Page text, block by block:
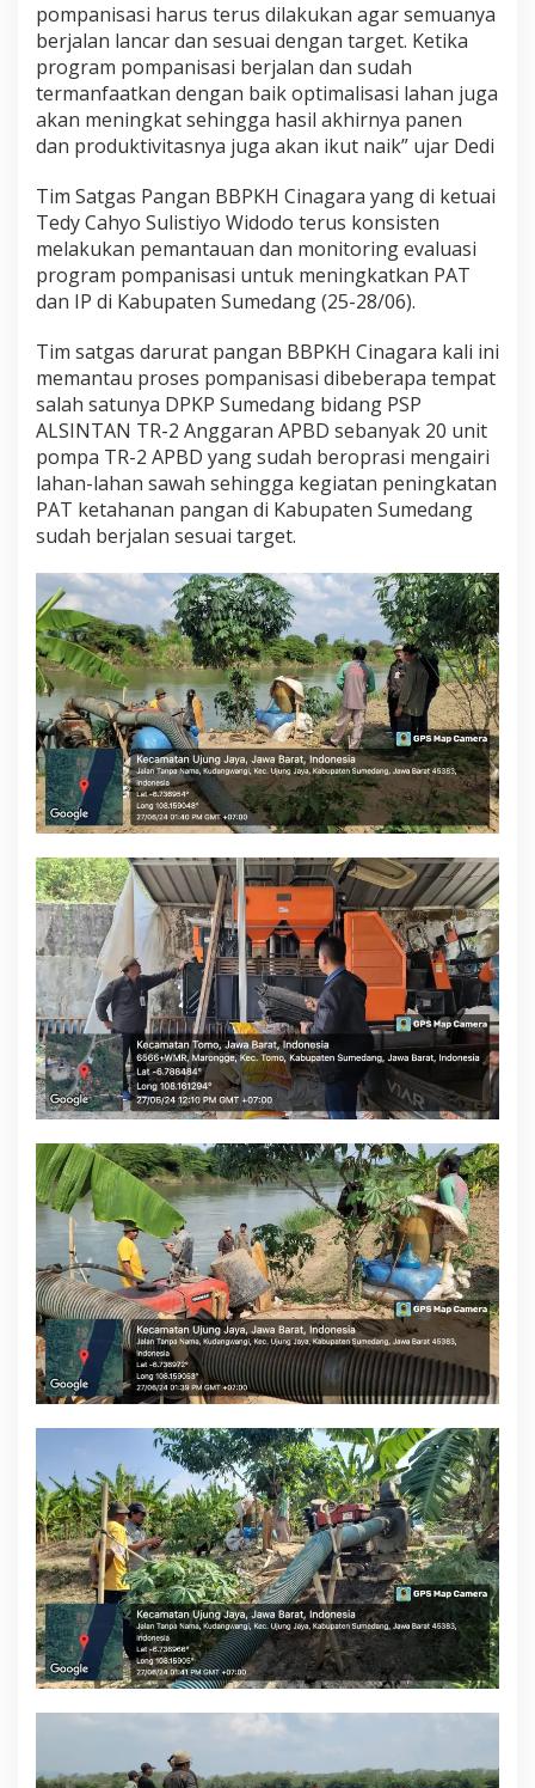
pompanisasi harus terus dilakukan agar semuanya
berjalan lancar dan sesuai dengan target. Ketika
program pompanisasi berjalan dan sudah
termanfaatkan dengan baik optimalisasi lahan juga
akan meningkat sehingga hasil akhirnya panen
dan produktivitasnya juga akan ikut naik” ujar Dedi
Tim Satgas Pangan BBPKH Cinagara yang di ketuai
Tedy Cahyo Sulistiyo Widodo terus konsisten
melakukan pemantauan dan monitoring evaluasi
program pompanisasi untuk meningkatkan PAT
dan IP di Kabupaten Sumedang (25-28/06).
Tim satgas darurat pangan BBPKH Cinagara kali ini
memantau proses pompanisasi dibeberapa tempat
salah satunya DPKP Sumedang bidang PSP
ALSINTAN TR-2 Anggaran APBD sebanyak 20 unit
pompa TR-2 APBD yang sudah beroprasi mengairi
lahan-lahan sawah sehingga kegiatan peningkatan
PAT ketahanan pangan di Kabupaten Sumedang
sudah berjalan sesuai target.